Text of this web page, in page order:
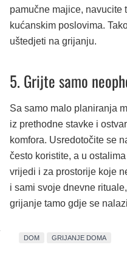
pamučne majice, navucite
kućanskim poslovima.
uštedjeti na grijanju.
5. Grijte samo
Sa samo malo planiranja
iz prethodne stavke i
komfora. Usredotočite se
često koristite, a u
vrijedi i za prostorije koje
i sami svoje dnevne
grijanje tamo gdje se
DOM GRIJANJE DOMA